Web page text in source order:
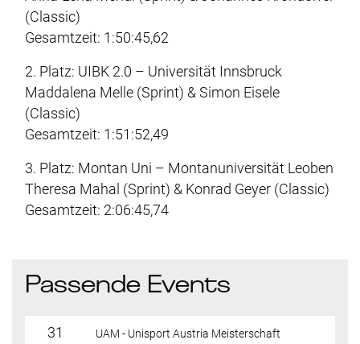
(Classic)
Gesamtzeit: 1:50:45,62
2. Platz: UIBK 2.0 – Universität Innsbruck
Maddalena Melle (Sprint) & Simon Eisele
(Classic)
Gesamtzeit: 1:51:52,49
3. Platz: Montan Uni – Montanuniversität Leoben
Theresa Mahal (Sprint) & Konrad Geyer (Classic)
Gesamtzeit: 2:06:45,74
Passende Events
31 UAM - Unisport Austria Meisterschaft